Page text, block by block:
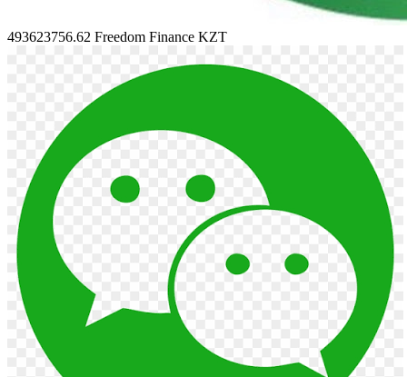
493623756.62 Freedom Finance KZT